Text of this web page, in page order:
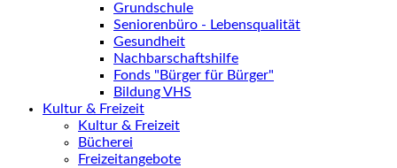
Grundschule
Seniorenbüro - Lebensqualität
Gesundheit
Nachbarschaftshilfe
Fonds "Bürger für Bürger"
Bildung VHS
Kultur & Freizeit
Kultur & Freizeit
Bücherei
Freizeitangebote